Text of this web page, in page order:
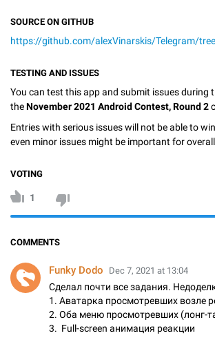
SOURCE ON GITHUB
https://github.com/alexVinarskis/Telegram/
TESTING AND ISSUES
You can test this app and submit issues during
theNovember 2021 Android Contest, Round 2
Entries with serious issues will not be able to
even minor issues might be important for
VOTING
1
COMMENTS
Funky Dodo Dec 7, 2021 at 13:04
Сделал почти все задания.
1. Аватарка просмотревших возле
2. Оба меню просмотревших (лонг-
3. Full-screen анимация реакции